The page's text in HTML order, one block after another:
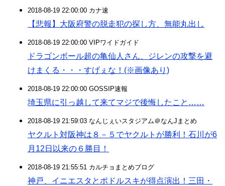
2018-08-19 22:00:00 カナ速
【悲報】大阪府警の脱走犯の探し方、無能丸出し
2018-08-19 22:00:00 VIPワイドガイド
ドラゴンボール超の亀仙人さん、ジレンの攻撃を避
けまくる・・・すげぇな！(※画像あり)
2018-08-19 22:00:00 GOSSIP速報
埼玉県に引っ越して来てマジで後悔したこと……
2018-08-19 21:59:03 なんじぇいスタジアム＠なんJまとめ
ヤクルト対阪神は８－５でヤクルトが勝利！石川が6
月12日以来の６勝目！
2018-08-19 21:55:51 カルチョまとめブログ
神戸、イニエスタとポドルスキが得点演出！三田・